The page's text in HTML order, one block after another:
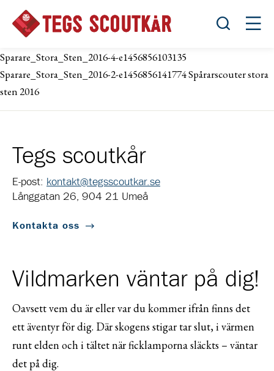
Öppna
Sparare_Stora_Sten_2016-4-e1456856103135
Sparare_Stora_Sten_2016-2-e1456856141774 Spårarscouter stora
sten 2016
Tegs scoutkår
E-post: kontakt@tegsscoutkar.se
Långgatan 26, 904 21 Umeå
Kontakta oss
Vildmarken väntar på dig!
Oavsett vem du är eller var du kommer ifrån finns det
ett äventyr för dig. Där skogens stigar tar slut, i värmen
runt elden och i tältet när ficklamporna släckts – väntar
det på dig.